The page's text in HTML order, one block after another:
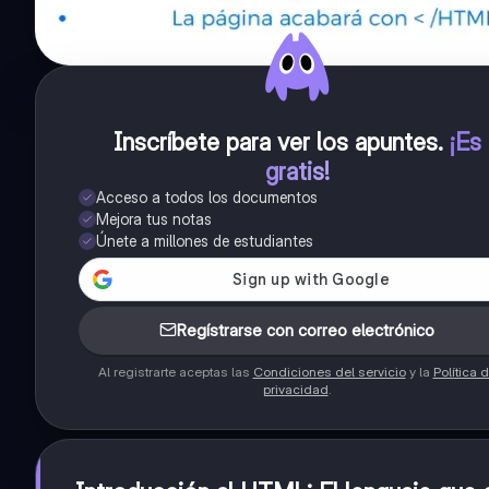
Inscríbete para ver los apuntes. ¡Es
gratis!
Acceso a todos los documentos
Mejora tus notas
Únete a millones de estudiantes
Regístrarse con correo electrónico
Al registrarte aceptas las Condiciones del servicioy la Política
privacidad.